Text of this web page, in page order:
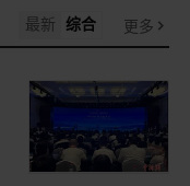
最新 综合 更多